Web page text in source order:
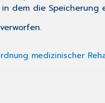
dem die Speicherung